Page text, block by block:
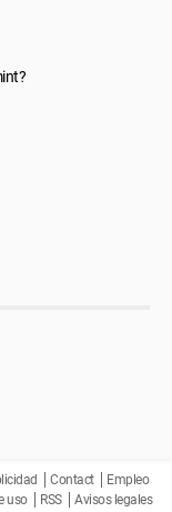
Contact
Empleo
uso RSS Avisos legales